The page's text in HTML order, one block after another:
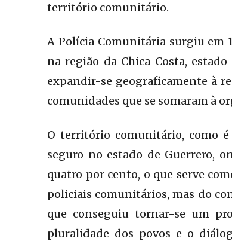
território comunitário.
A Polícia Comunitária surgiu em
na região da Chica Costa,
expandir-se geograficamente à
comunidades que se somaram à
O território comunitário, como
seguro no estado de Guerrero,
quatro por cento, o que serve
policiais comunitários, mas do
que conseguiu tornar-se um
pluralidade dos povos e o